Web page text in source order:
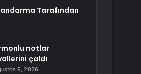
Tarafından
notlar
çaldı
9, 2026